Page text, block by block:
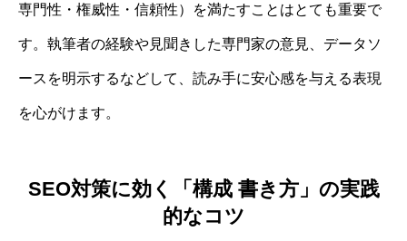
専門性・権威性・信頼性）を満たすことはとても重要で
す。執筆者の経験や見聞きした専門家の意見、データソ
ースを明示するなどして、読み手に安心感を与える表現
を心がけます。
SEO対策に効く「構成 書き方」の実践
的なコツ